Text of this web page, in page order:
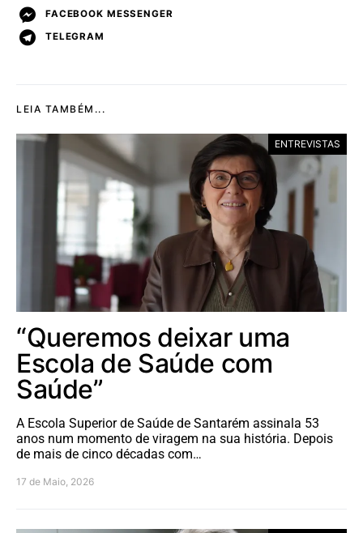
FACEBOOK MESSENGER
TELEGRAM
LEIA TAMBÉM...
ENTREVISTAS
“Queremos deixar uma
Escola de Saúde com
Saúde”
A Escola Superior de Saúde de Santarém assinala 53
anos num momento de viragem na sua história. Depois
de mais de cinco décadas com…
17 de Maio, 2026